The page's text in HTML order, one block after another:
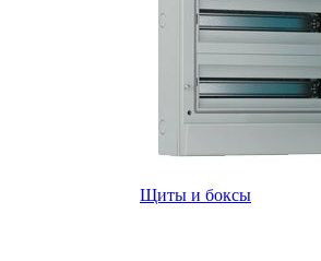
Щиты и боксы